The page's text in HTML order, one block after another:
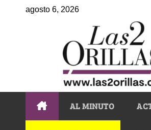
agosto 6, 2026
AL MINUTO